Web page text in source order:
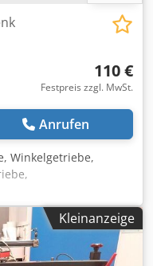
110 €
Festpreis zzgl. MwSt.
Anrufen
Winkelgetriebe,
für Kantenanleimer -
Kardangelenk aus
25 Typ: W 88
i = 2 : 1 -
7,2 kg
Kleinanzeige